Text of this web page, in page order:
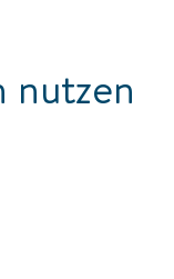
nutzen